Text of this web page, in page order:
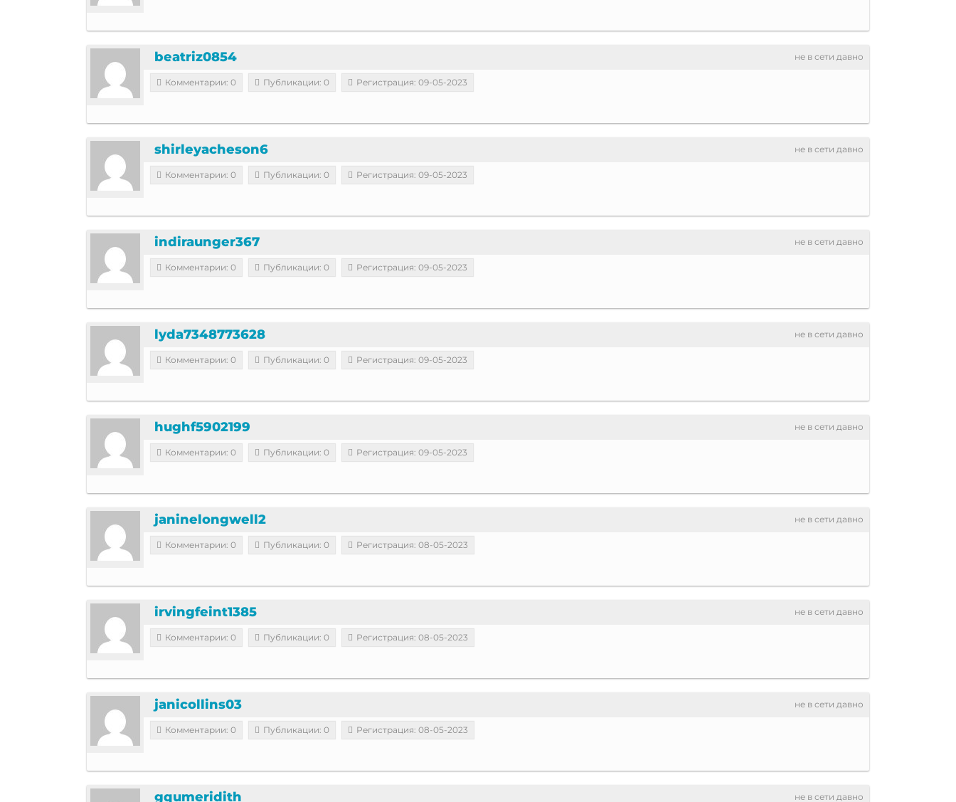
не в сети давно
beatriz0854
Комментарии: 0 Публикации: 0 Регистрация: 09-05-2023
не в сети давно
shirleyacheson6
Комментарии: 0 Публикации: 0 Регистрация: 09-05-2023
не в сети давно
indiraunger367
Комментарии: 0 Публикации: 0 Регистрация: 09-05-2023
не в сети давно
lyda7348773628
Комментарии: 0 Публикации: 0 Регистрация: 09-05-2023
не в сети давно
hughf5902199
Комментарии: 0 Публикации: 0 Регистрация: 09-05-2023
не в сети давно
janinelongwell2
Комментарии: 0 Публикации: 0 Регистрация: 08-05-2023
не в сети давно
irvingfeint1385
Комментарии: 0 Публикации: 0 Регистрация: 08-05-2023
не в сети давно
janicollins03
Комментарии: 0 Публикации: 0 Регистрация: 08-05-2023
не в сети давно
gqumeridith